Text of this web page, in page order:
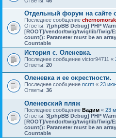
Отдельный форум на сайте
Последнее сообщение
Ответы: 7[phpBB Debug] PHP
[ROOT]/vendor/twig/twig/lib/Twig/
count(): Parameter must be an
Countable
История с. Оленевка.
Последнее сообщение victor94711 «
Ответы: 20
Оленевка и ее окрестности.
Последнее сообщение ncrm « 23
Ответы: 36
Оленевский пляж
Последнее сообщение Вадим « 23
Ответы: 3[phpBB Debug] PHP
[ROOT]/vendor/twig/twig/lib/Twig/
count(): Parameter must be an
Countable